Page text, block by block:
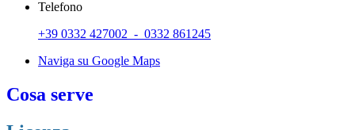
Telefono
+39 0332 427002 - 0332 861245
Naviga su Google Maps
Cosa serve